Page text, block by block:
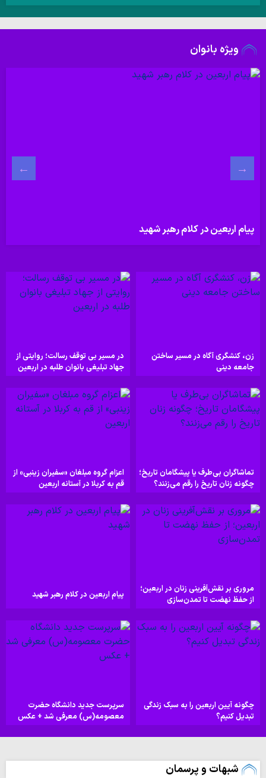
ویژه بانوان
پیام اربعین در کلام رهبر شهید
زن، کنشگری آگاه در مسیر ساختن
جامعه دینی
در مسیر بی توقف رسالت؛ روایتی از
جهاد تبلیغی بانوان طلبه در اربعین
تماشاگران بی‌طرف یا پیشگامان تاریخ؛
چگونه زنان تاریخ را رقم می‌زنند؟
اعزام گروه مبلغان «سفیران زینبی» از
قم به کربلا در آستانه اربعین
مروری بر نقش‌آفرینی زنان در اربعین؛
از حفظ نهضت تا تمدن‌سازی
پیام اربعین در کلام رهبر شهید
چگونه آیین اربعین را به سبک زندگی
تبدیل کنیم؟
سرپرست جدید دانشگاه حضرت
معصومه(س) معرفی شد + عکس
شبهات و پرسمان